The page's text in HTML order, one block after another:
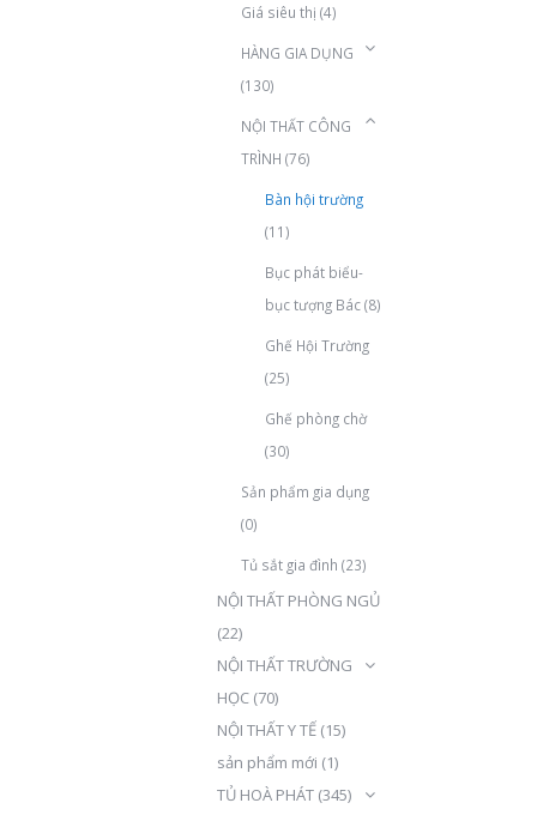
Giá siêu thị (4)
HÀNG GIA DỤNG
(130)
NỘI THẤT CÔNG
TRÌNH (76)
Bàn hội trường
(11)
Bục phát biểu-
bục tượng Bác(8)
Ghế Hội Trường
(25)
Ghế phòng chờ
(30)
Sản phẩm gia dụng
(0)
Tủ sắt gia đình (23)
NỘI THẤT PHÒNG NGỦ
(22)
NỘI THẤT TRƯỜNG
HỌC (70)
NỘI THẤT Y TẾ (15)
sản phẩm mới (1)
TỦ HOÀ PHÁT (345)